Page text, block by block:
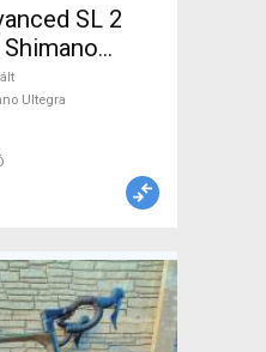
SL 2
használt
Ultegra